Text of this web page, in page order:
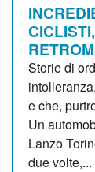
Storie di
e che,
Un
Lanzo
due volte,...